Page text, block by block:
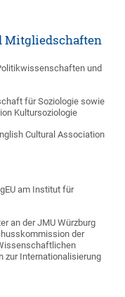
Mitgliedschaften
und
für Soziologie sowie
Kultursoziologie
Cultural Association
am Institut für
an der JMU Würzburg
der
zur Internationalisierung